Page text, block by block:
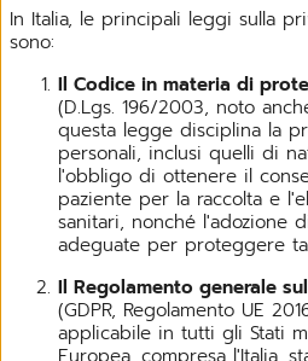
In Italia, le principali leggi sulla
sono:
Il Codice in materia di
(D.Lgs. 196/2003, noto
questa legge disciplina la
personali, inclusi quelli di
l'obbligo di ottenere il
paziente per la raccolta e
sanitari, nonché l'adozione
adeguate per proteggere
Il Regolamento generale
(GDPR, Regolamento UE
applicabile in tutti gli Stati